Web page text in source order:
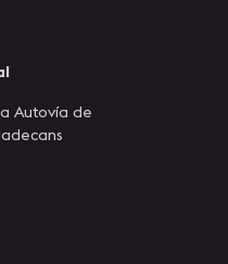
Autovía de